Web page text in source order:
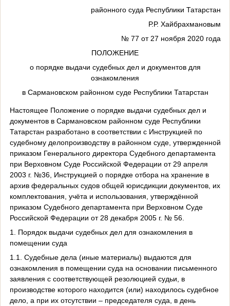
районного суда Республики Татарстан
Р.Р. Хайбрахмановым
№ 77 от 27 ноября 2020 года
ПОЛОЖЕНИЕ
о порядке выдачи судебных дел и документов для
ознакомления
в Сармановском районном суде Республики Татарстан
Настоящее Положение о порядке выдачи судебных дел и
документов в Сармановском районном суде Республики
Татарстан разработано в соответствии с Инструкцией по
судебному делопроизводству в районном суде, утвержденной
приказом Генерального директора Судебного департамента
при Верховном Суде Российской Федерации от 29 апреля
2003 г. №36, Инструкцией о порядке отбора на хранение в
архив федеральных судов общей юрисдикции документов, их
комплектования, учёта и использования, утверждённой
приказом Судебного департамента при Верховном Суде
Российской Федерации от 28 декабря 2005 г. № 56.
1. Порядок выдачи судебных дел для ознакомления в
помещении суда
1.1. Судебные дела (иные материалы) выдаются для
ознакомления в помещении суда на основании письменного
заявления с соответствующей резолюцией судьи, в
производстве которого находится (или) находилось судебное
дело, а при их отсутствии – председателя суда, в день